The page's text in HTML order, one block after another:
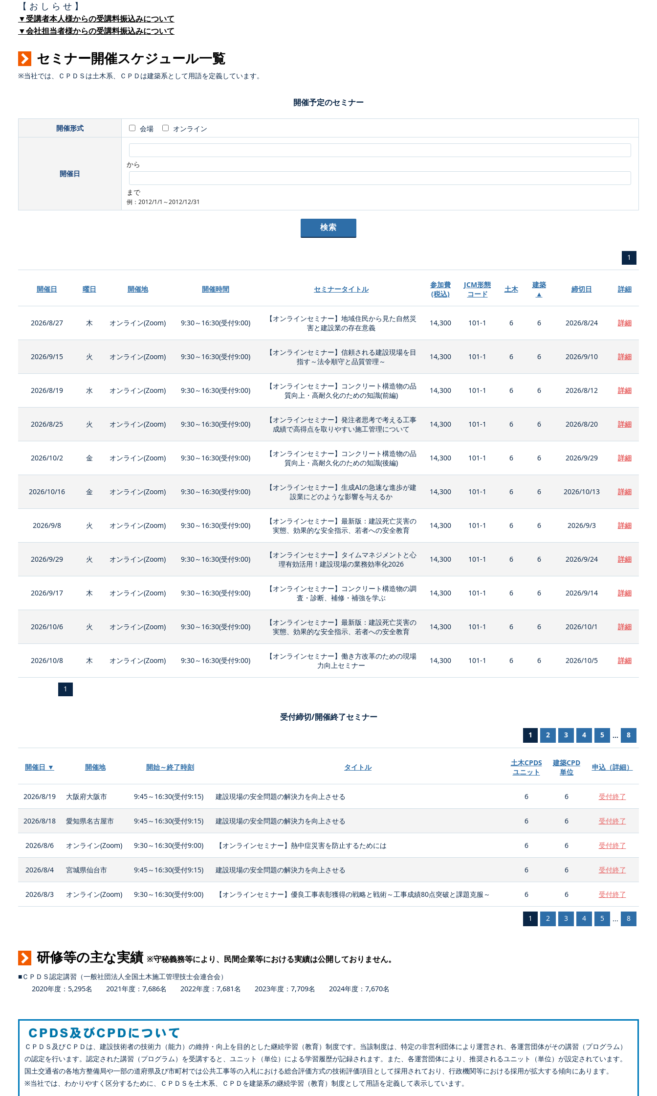
【 お し ら せ 】
▼受講者本人様からの受講料振込みについて
▼会社担当者様からの受講料振込みについて
セミナー開催スケジュール一覧
※当社では、ＣＰＤＳは土木系、ＣＰＤは建築系として用語を定義しています。
開催予定のセミナー
開催形式 会場 オンライン
開催日
から
まで
例：2012/1/1～2012/12/31
1
開催日 曜日 開催地 開催時間 セミナータイトル
参加費
(税込)
JCM形態
コード
土木
建築
▲
締切日 詳細
2026/8/27 木 オンライン(Zoom) 9:30～16:30(受付9:00)
【オンラインセミナー】地域住民から見た自然災
害と建設業の存在意義
14,300 101-1 6 6 2026/8/24 詳細
2026/9/15 火 オンライン(Zoom) 9:30～16:30(受付9:00)
【オンラインセミナー】信頼される建設現場を目
指す～法令順守と品質管理～
14,300 101-1 6 6 2026/9/10 詳細
2026/8/19 水 オンライン(Zoom) 9:30～16:30(受付9:00)
【オンラインセミナー】コンクリート構造物の品
質向上・高耐久化のための知識(前編)
14,300 101-1 6 6 2026/8/12 詳細
2026/8/25 火 オンライン(Zoom) 9:30～16:30(受付9:00)
【オンラインセミナー】発注者思考で考える工事
成績で高得点を取りやすい施工管理について
14,300 101-1 6 6 2026/8/20 詳細
2026/10/2 金 オンライン(Zoom) 9:30～16:30(受付9:00)
【オンラインセミナー】コンクリート構造物の品
質向上・高耐久化のための知識(後編)
14,300 101-1 6 6 2026/9/29 詳細
2026/10/16 金 オンライン(Zoom) 9:30～16:30(受付9:00)
【オンラインセミナー】生成AIの急速な進歩が建
設業にどのような影響を与えるか
14,300 101-1 6 6 2026/10/13 詳細
2026/9/8 火 オンライン(Zoom) 9:30～16:30(受付9:00)
【オンラインセミナー】最新版：建設死亡災害の
実態、効果的な安全指示、若者への安全教育
14,300 101-1 6 6 2026/9/3 詳細
2026/9/29 火 オンライン(Zoom) 9:30～16:30(受付9:00)
【オンラインセミナー】タイムマネジメントと心
理有効活用！建設現場の業務効率化2026
14,300 101-1 6 6 2026/9/24 詳細
2026/9/17 木 オンライン(Zoom) 9:30～16:30(受付9:00)
【オンラインセミナー】コンクリート構造物の調
査・診断、補修・補強を学ぶ
14,300 101-1 6 6 2026/9/14 詳細
2026/10/6 火 オンライン(Zoom) 9:30～16:30(受付9:00)
【オンラインセミナー】最新版：建設死亡災害の
実態、効果的な安全指示、若者への安全教育
14,300 101-1 6 6 2026/10/1 詳細
2026/10/8 木 オンライン(Zoom) 9:30～16:30(受付9:00)
【オンラインセミナー】働き方改革のための現場
力向上セミナー
14,300 101-1 6 6 2026/10/5 詳細
1
受付締切/開催終了セミナー
1 2 3 4 5 ... 8
開催日 ▼ 開催地 開始～終了時刻 タイトル
土木CPDS
ユニット
建築CPD
単位
申込（詳細）
2026/8/19 大阪府大阪市 9:45～16:30(受付9:15) 建設現場の安全問題の解決力を向上させる 6 6 受付終了
2026/8/18 愛知県名古屋市 9:45～16:30(受付9:15) 建設現場の安全問題の解決力を向上させる 6 6 受付終了
2026/8/6 オンライン(Zoom) 9:30～16:30(受付9:00) 【オンラインセミナー】熱中症災害を防止するためには 6 6 受付終了
2026/8/4 宮城県仙台市 9:45～16:30(受付9:15) 建設現場の安全問題の解決力を向上させる 6 6 受付終了
2026/8/3 オンライン(Zoom) 9:30～16:30(受付9:00) 【オンラインセミナー】優良工事表彰獲得の戦略と戦術～工事成績80点突破と課題克服～ 6 6 受付終了
1 2 3 4 5 ... 8
研修等の主な実績 ※守秘義務等により、民間企業等における実績は公開しておりません。
■ＣＰＤＳ認定講習（一般社団法人全国土木施工管理技士会連合会）
2020年度：5,295名 2021年度：7,686名 2022年度：7,681名 2023年度：7,709名 2024年度：7,670名
ＣＰＤＳ及びＣＰＤは、建設技術者の技術力（能力）の維持・向上を目的とした継続学習（教育）制度です。当該制度は、特定の非営利団体により運営され、各運営団体がその講習（プログラム）
の認定を行います。認定された講習（プログラム）を受講すると、ユニット（単位）による学習履歴が記録されます。また、各運営団体により、推奨されるユニット（単位）が設定されています。
国土交通省の各地方整備局や一部の道府県及び市町村では公共工事等の入札における総合評価方式の技術評価項目として採用されており、行政機関等における採用が拡大する傾向にあります。
※当社では、わかりやすく区分するために、ＣＰＤＳを土木系、ＣＰＤを建築系の継続学習（教育）制度として用語を定義して表示しています。